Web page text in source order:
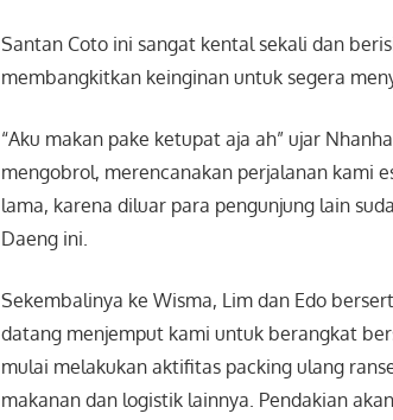
Santan Coto ini sangat kental sekali dan
membangkitkan keinginan untuk segera
“Aku makan pake ketupat aja ah” ujar
mengobrol, merencanakan perjalanan kami
lama, karena diluar para pengunjung lain
Daeng ini.
Sekembalinya ke Wisma, Lim dan Edo
datang menjemput kami untuk berangkat
mulai melakukan aktifitas packing ulang
makanan dan logistik lainnya. Pendakian